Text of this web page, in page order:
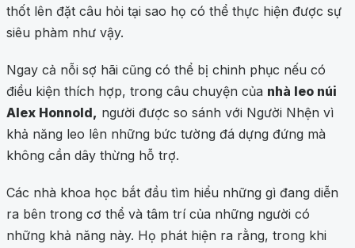
thốt lên đặt câu hỏi tại sao họ có thể thực hiện được sự
siêu phàm như vậy.
Ngay cả nỗi sợ hãi cũng có thể bị chinh phục nếu có
điều kiện thích hợp, trong câu chuyện của nhà leo núi
Alex Honnold, người được so sánh với Người Nhện vì
khả năng leo lên những bức tường đá dựng đứng mà
không cần dây thừng hỗ trợ.
Các nhà khoa học bắt đầu tìm hiểu những gì đang diễn
ra bên trong cơ thể và tâm trí của những người có
những khả năng này. Họ phát hiện ra rằng, trong khi